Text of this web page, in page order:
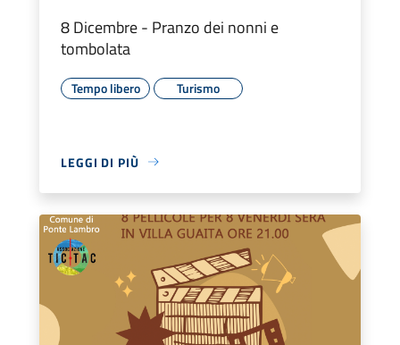
8 Dicembre - Pranzo dei nonni e
tombolata
Tempo libero Turismo
LEGGI DI PIÙ